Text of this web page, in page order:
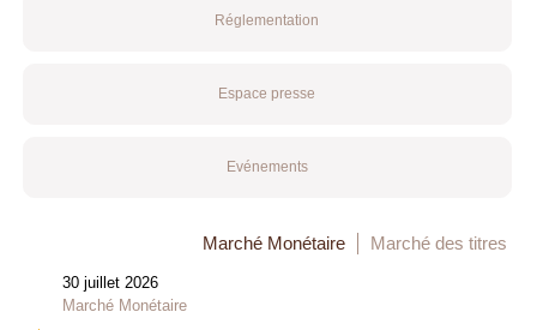
Réglementation
Espace presse
Evénements
Marché Monétaire Marché des titres
30 juillet 2026
Marché Monétaire